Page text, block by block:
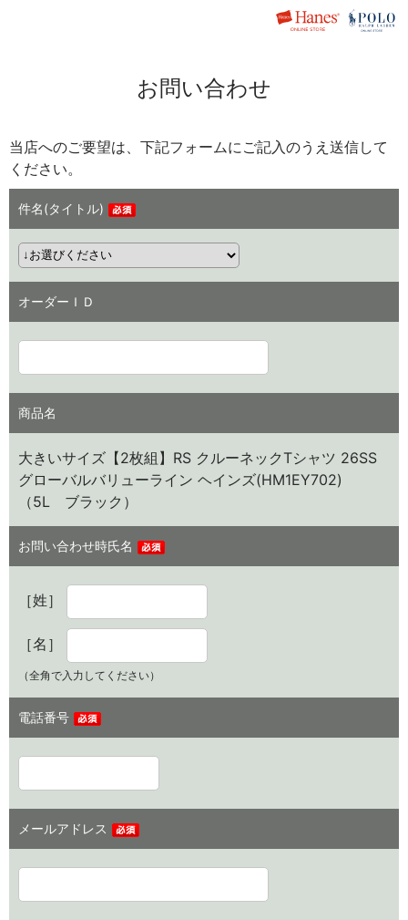
お問い合わせ
当店へのご要望は、下記フォームにご記入のうえ送信して
ください。
件名(タイトル)
オーダーＩＤ
商品名
大きいサイズ【2枚組】RS クルーネックTシャツ 26SS
グローバルバリューライン ヘインズ(HM1EY702)
（5L ブラック）
お問い合わせ時氏名
［姓］
［名］
（全角で入力してください）
電話番号
メールアドレス